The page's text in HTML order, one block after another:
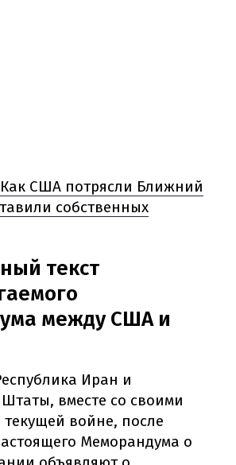
Как США потрясли Ближний
собственных
текст
между США и
Иран и
вместе со своими
войне, после
Меморандума о